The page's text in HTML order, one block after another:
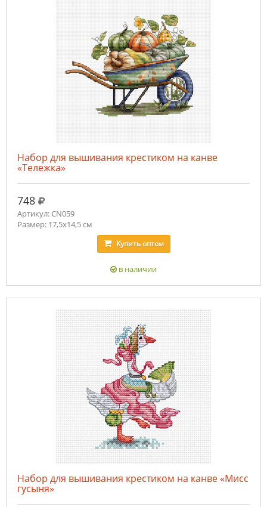
Набор для вышивания крестиком на канве
«Тележка»
748 руб.
Артикул: CN059
Размер: 17,5х14,5 см
Купитьоптом
в наличии
Набор для вышивания крестиком на канве «Мисс
гусыня»